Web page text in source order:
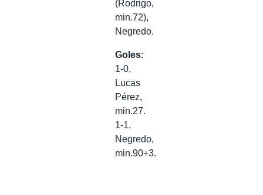
(Rodrigo,
min.72),
Negredo.
Goles:
1-0,
Lucas
Pérez,
min.27.
1-1,
Negredo,
min.90+3.